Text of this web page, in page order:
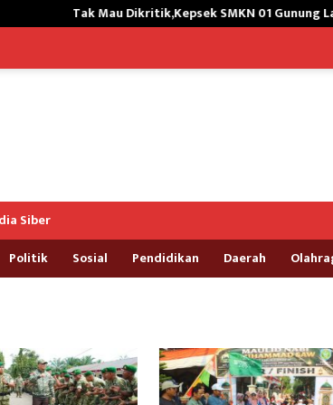
Mau Dikritik,Kepsek SMKN 01 Gunung Labuhan Akan
Siber
Politik Sosial Pendidikan Daerah